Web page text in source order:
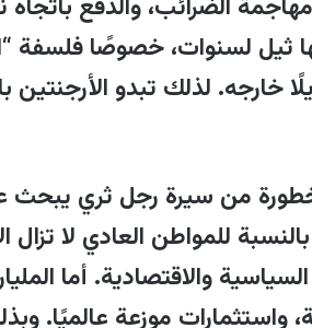
الضرائب، والدفع
ثيل لسنوات، خصوصًا فلسفة
خارجه. لذلك تبدو الأرجنتين
من سيرة رجل ثري
للمواطن العادي لا تزال
والاقتصادية. أما
واستثمارات موزعة